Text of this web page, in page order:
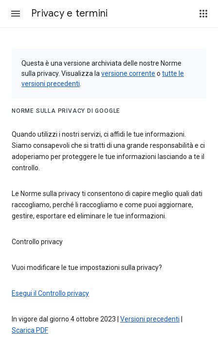
Privacy e termini
Questa è una versione archiviata delle nostre Norme
sulla privacy. Visualizza la versione corrente o tutte le
versioni precedenti
NORME SULLA PRIVACY DI GOOGLE
Quando utilizzi i nostri servizi, ci affidi le tue informazioni.
Siamo consapevoli che si tratti di una grande responsabilità e ci
adoperiamo per proteggere le tue informazioni lasciando a te il
controllo.
Le Norme sulla privacy ti consentono di capire meglio quali dati
raccogliamo, perché li raccogliamo e come puoi aggiornare,
gestire, esportare ed eliminare le tue informazioni.
Controllo privacy
Vuoi modificare le tue impostazioni sulla privacy?
Esegui il Controllo privacy
In vigore dal giorno 4 ottobre 2023 | Versioni precedenti
Scarica PDF